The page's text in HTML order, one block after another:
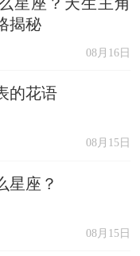
揭秘
08月16日
的花语
08月15日
星座？
08月15日